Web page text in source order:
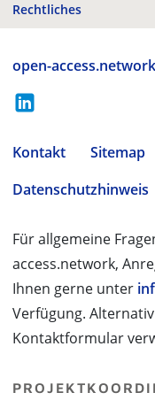
Rechtliches
open-access.network
Kontakt Sitemap
Datenschutzhinweis
Für allgemeine
access.network,
Ihnen gerne unter
Verfügung.
Kontaktformular